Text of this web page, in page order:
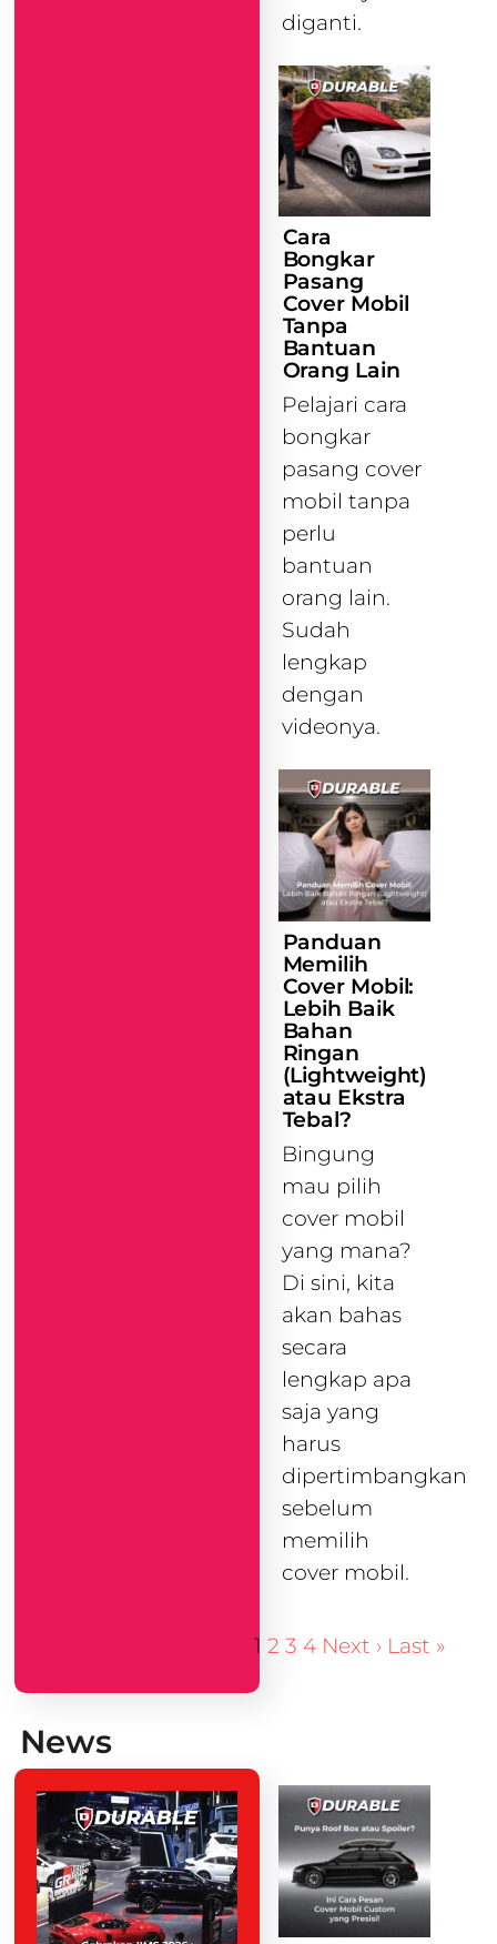
diganti.
Cara
Bongkar
Pasang
Cover Mobil
Tanpa
Bantuan
Orang Lain
Pelajari cara
bongkar
pasang cover
mobil tanpa
perlu
bantuan
orang lain.
Sudah
lengkap
dengan
videonya.
Panduan
Memilih
Cover Mobil:
Lebih Baik
Bahan
Ringan
(Lightweight)
atau Ekstra
Tebal?
Bingung
mau pilih
cover mobil
yang mana?
Di sini, kita
akan bahas
secara
lengkap apa
saja yang
harus
dipertimbangkan
sebelum
memilih
cover mobil.
1 2 3 4 Next › Last »
News